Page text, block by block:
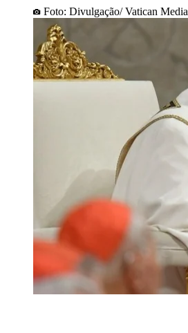
Foto: Divulgação/ Vatican Media